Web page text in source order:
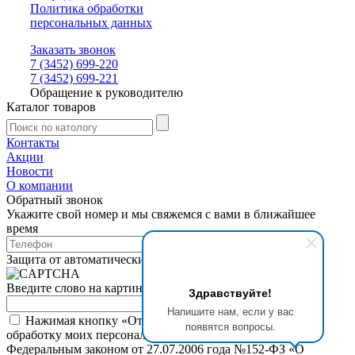
Здравствуйте!
Напишите нам, если у вас
появятся вопросы.
Политика обработки
персональных данных
Заказать звонок
7 (3452) 699-220
7 (3452) 699-221
Обращение к руководителю
Каталог товаров
Контакты
Акции
Новости
О компании
Обратный звонок
Укажите свой номер и мы свяжемся с вами в ближайшее
время
Защита от автоматических сообщений
Введите слово на картинке
Нажимая кнопку «Отправить», я даю свое согласие на
обработку моих персональных данных, в соответствии с
Федеральным законом от 27.07.2006 года №152-ФЗ «О